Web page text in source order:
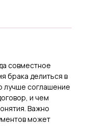
совместное
брака делиться в
лучше соглашение
и чем
Важно
может